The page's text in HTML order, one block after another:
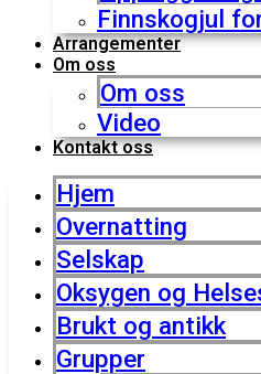
Finnskogjul
Arrangementer
Om oss
Om oss
Video
Kontakt oss
Hjem
Overnatting
Selskap
Oksygen og
Brukt og antikk
Grupper